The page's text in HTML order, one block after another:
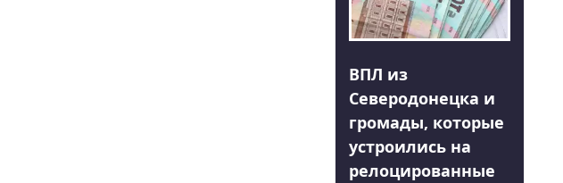
ВПЛ из
Северодонецка и
громады, которые
устроились на
релоцированные